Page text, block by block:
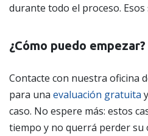
durante todo el proceso.
¿Cómo puedo empezar?
Contacte con nuestra oficina
para una evaluación gratuita
caso. No espere más: estos
tiempo y no querrá perder su